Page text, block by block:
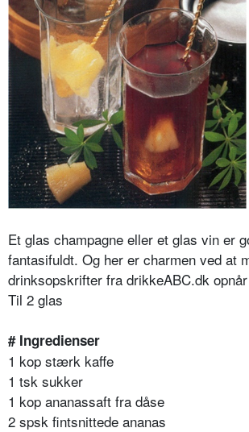
Et glas champagne eller et glas vin er
fantasifuldt. Og her er charmen ved at
drinksopskrifter fra drikkeABC.dk
Til 2 glas
# Ingredienser
1 kop stærk kaffe
1 tsk sukker
1 kop ananassaft fra dåse
2 spsk fintsnittede ananas